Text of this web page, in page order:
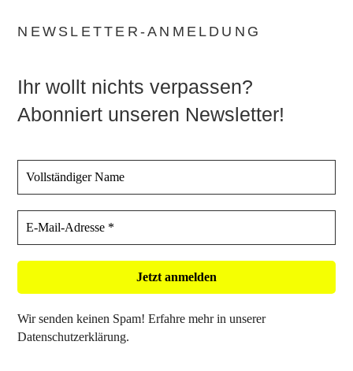
NEWSLETTER-ANMELDUNG
Ihr wollt nichts verpassen?
Abonniert unseren Newsletter!
Wir senden keinen Spam! Erfahre mehr in unserer
Datenschutzerklärung.